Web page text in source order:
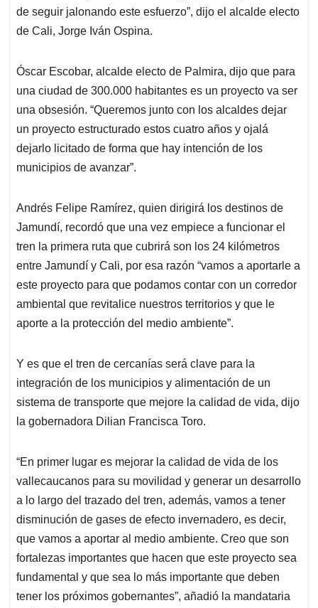
de seguir jalonando este esfuerzo”, dijo el alcalde electo
de Cali, Jorge Iván Ospina.
Óscar Escobar, alcalde electo de Palmira, dijo que para
una ciudad de 300.000 habitantes es un proyecto va ser
una obsesión. “Queremos junto con los alcaldes dejar
un proyecto estructurado estos cuatro años y ojalá
dejarlo licitado de forma que hay intención de los
municipios de avanzar”.
Andrés Felipe Ramírez, quien dirigirá los destinos de
Jamundí, recordó que una vez empiece a funcionar el
tren la primera ruta que cubrirá son los 24 kilómetros
entre Jamundí y Cali, por esa razón “vamos a aportarle a
este proyecto para que podamos contar con un corredor
ambiental que revitalice nuestros territorios y que le
aporte a la protección del medio ambiente”.
Y es que el tren de cercanías será clave para la
integración de los municipios y alimentación de un
sistema de transporte que mejore la calidad de vida, dijo
la gobernadora Dilian Francisca Toro.
“En primer lugar es mejorar la calidad de vida de los
vallecaucanos para su movilidad y generar un desarrollo
a lo largo del trazado del tren, además, vamos a tener
disminución de gases de efecto invernadero, es decir,
que vamos a aportar al medio ambiente. Creo que son
fortalezas importantes que hacen que este proyecto sea
fundamental y que sea lo más importante que deben
tener los próximos gobernantes”, añadió la mandataria